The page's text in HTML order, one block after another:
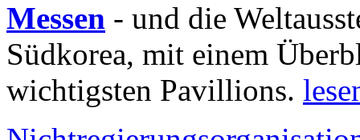
Messen - und die
Südkorea, mit einem
wichtigsten Pavillions.